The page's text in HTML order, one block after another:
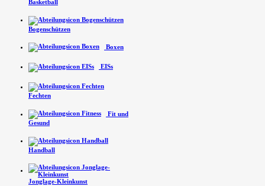
Basketball
Bogenschützen
Boxen
EISs
Fechten
Fit und
Gesund
Handball
Jonglage-Kleinkunst